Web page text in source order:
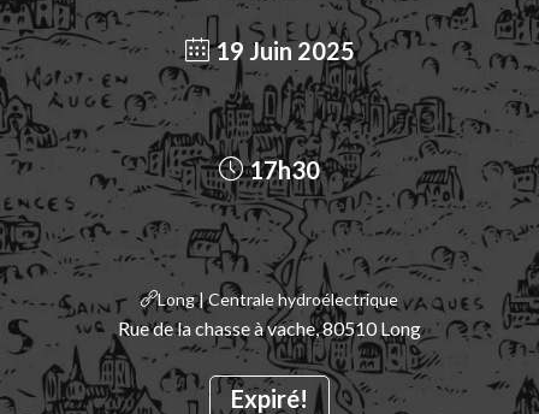
19 Juin 2025
Expiré!
17h30
Long | Centrale hydroélectrique
Rue de la chasse à vache, 80510 Long